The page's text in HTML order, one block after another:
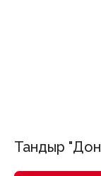
Тандыр